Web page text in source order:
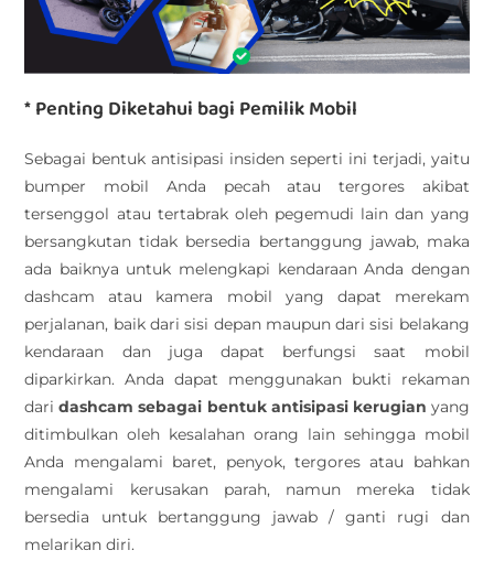
* Penting Diketahui bagi Pemilik Mobil
Sebagai bentuk antisipasi insiden seperti ini terjadi, yaitu
bumper mobil Anda pecah atau tergores akibat
tersenggol atau tertabrak oleh pegemudi lain dan yang
bersangkutan tidak bersedia bertanggung jawab, maka
ada baiknya untuk melengkapi kendaraan Anda dengan
dashcam atau kamera mobil yang dapat merekam
perjalanan, baik dari sisi depan maupun dari sisi belakang
kendaraan dan juga dapat berfungsi saat mobil
diparkirkan. Anda dapat menggunakan bukti rekaman
daridashcam sebagai bentuk antisipasi kerugian yang
ditimbulkan oleh kesalahan orang lain sehingga mobil
Anda mengalami baret, penyok, tergores atau bahkan
mengalami kerusakan parah, namun mereka tidak
bersedia untuk bertanggung jawab / ganti rugi dan
melarikan diri.